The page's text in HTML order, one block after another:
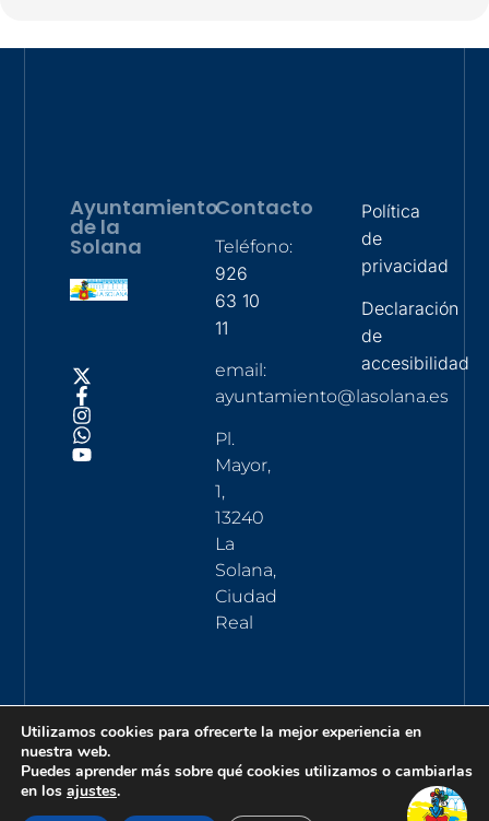
Ayuntamiento
de la
Solana
Contacto
Teléfono:
926
63 10
11
email:
ayuntamiento@lasolana.es
Pl.
Mayor,
1,
13240
La
Solana,
Ciudad
Real
Política
de
privacidad
Declaración
de
accesibilidad
Utilizamos cookies para ofrecerte la mejor experiencia en
nuestra web.
Puedes aprender más sobre qué cookies utilizamos o cambiarlas
en los ajustes.